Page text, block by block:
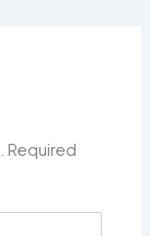
Required